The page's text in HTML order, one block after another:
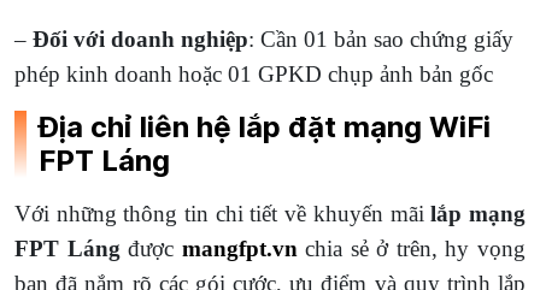
– Đối với doanh nghiệp: Cần 01 bản sao chứng giấy
phép kinh doanh hoặc 01 GPKD chụp ảnh bản gốc
Địa chỉ liên hệ lắp đặt mạng WiFi
FPT Láng
Với những thông tin chi tiết về khuyến mãilắp mạng
FPT Láng được mangfpt.vn chia sẻ ở trên, hy vọng
bạn đã nắm rõ các gói cước, ưu điểm và quy trình lắp